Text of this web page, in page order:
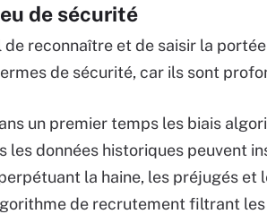
de sécurité
de reconnaître et de saisir la
de sécurité, car ils sont
un premier temps les biais
les données historiques peuvent
la haine, les préjugés
de recrutement filtrant